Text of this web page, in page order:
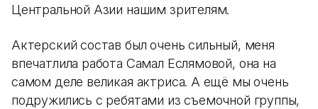
Центральной Азии нашим зрителям.
Актерский состав был очень сильный, меня
впечатлила работа Самал Еслямовой, она на
самом деле великая актриса. А ещё мы очень
подружились с ребятами из съемочной группы,